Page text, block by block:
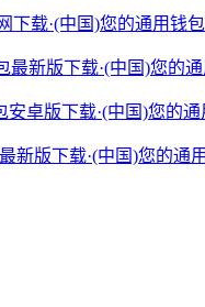
下载·(中国)您的通用钱
最新版下载·(中国)您的
安卓版下载·(中国)您的
新版下载·(中国)您的通